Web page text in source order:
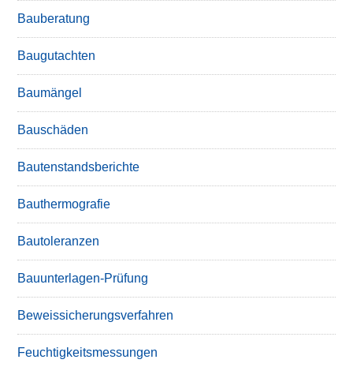
Bauberatung
Baugutachten
Baumängel
Bauschäden
Bautenstandsberichte
Bauthermografie
Bautoleranzen
Bauunterlagen-Prüfung
Beweissicherungsverfahren
Feuchtigkeitsmessungen